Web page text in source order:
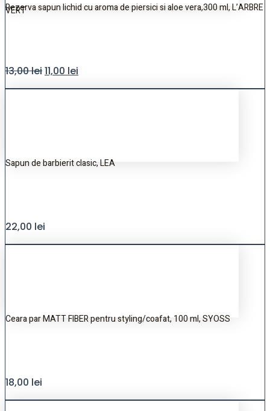
Rezerva sapun lichid cu aroma de piersici si aloe vera,300 ml, L’ARBRE
VERT
13,00lei11,00 lei
Sapun de barbierit clasic, LEA
22,00 lei
Ceara par MATT FIBER pentru styling/coafat, 100 ml, SYOSS
18,00 lei